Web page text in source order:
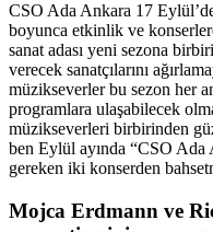
CSO Ada Ankara 17
boyunca etkinlik ve
sanat adası yeni sezona
verecek sanatçılarını
müzikseverler bu sezon her
programlara ulaşabilecek
müzikseverleri birbirinden
ben Eylül ayında “CSO Ada
gereken iki konserden
Mojca Erdmann ve